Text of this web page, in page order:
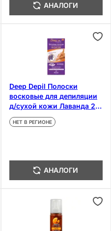
АНАЛОГИ
Deep Depil Полоски
восковые для депиляции
д/сухой кожи Лаванда 20
шт
НЕТ В РЕГИОНЕ
АНАЛОГИ